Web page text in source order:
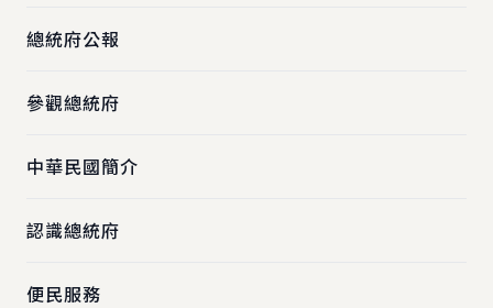
總統府公報
參觀總統府
中華民國簡介
認識總統府
便民服務